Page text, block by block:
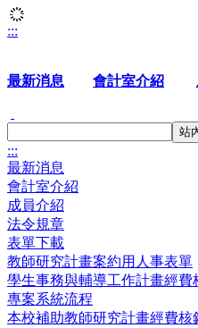
:::
最新消息 會計室介紹
站
:::
最新消息
會計室介紹
成員介紹
法令規章
表單下載
教師研究計畫案約用人事表單
學生事務與輔導工作計畫經費
專案系統流程
本校補助教師研究計畫經費核